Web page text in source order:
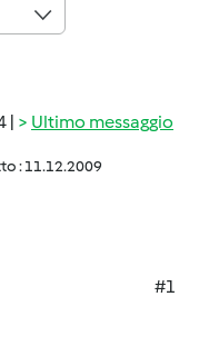
| Ultimo messaggio
: 11.12.2009
#1